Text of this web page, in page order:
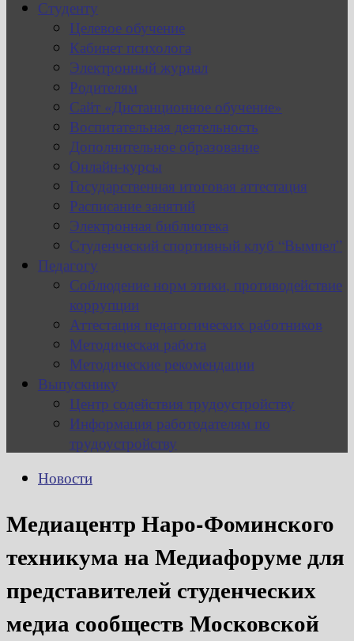
Студенту
Целевое обучение
Кабинет психолога
Электронный журнал
Родителям
Сайт «Дистанционное обучение»
Воспитательная деятельность
Дополнительное образование
Онлайн-курсы
Государственная итоговая аттестация
Расписание занятий
Электронная библиотека
Студенческий спортивный клуб “Вымпел”
Педагогу
Соблюдение норм этики, противодействие
коррупции
Аттестация педагогических работников
Методическая работа
Методические рекомендации
Выпускнику
Центр содействия трудоустройству
Информация работодателям по
трудоустройству
Новости
Медиацентр Наро-Фоминского
техникума на Медиафоруме для
представителей студенческих
медиа сообществ Московской